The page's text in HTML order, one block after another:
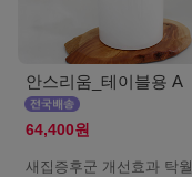
안스리움_테이블용 A
64,400원
새집증후군 개선효과 탁월